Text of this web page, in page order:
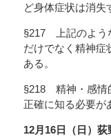
ど身体症状は消失
§217 上記のよう
だけでなく精神症
ある。
§218 精神・感情
正確に知る必要が
12月16日（日）